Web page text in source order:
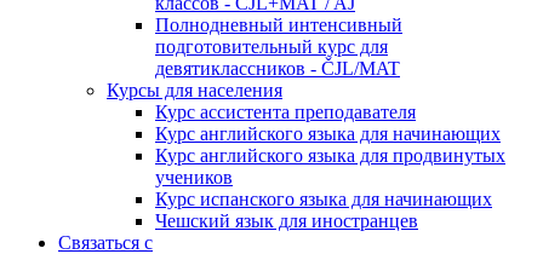
Полнодневный интенсивный
подготовительный курс для
девятиклассников - ČJL/MAT
Курсы для населения
Курс ассистента преподавателя
Курс английского языка для начинающих
Курс английского языка для продвинутых
учеников
Курс испанского языка для начинающих
Чешский язык для иностранцев
Связаться с